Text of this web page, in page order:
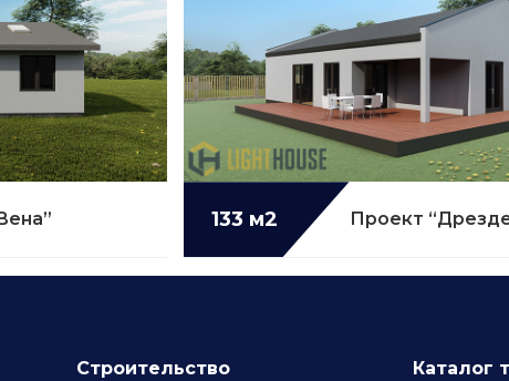
133 м2 Проект
Подробнее...
Строительство Каталог